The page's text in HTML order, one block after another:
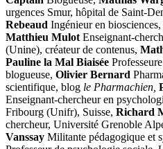
urgences Smur, hôpital de Saint-
Rebeaud Ingénieur en
Matthieu Mulot Enseignant-
(Unine), créateur de contenus,
Pauline la Mal Biaisée
blogueuse, Olivier Bernard
scientifique, blog le Pharmachien,
Enseignant-chercheur en
Fribourg (Unifr), Suisse, Richard
chercheur, Université Grenoble
Vanssay Militante pédagogique et